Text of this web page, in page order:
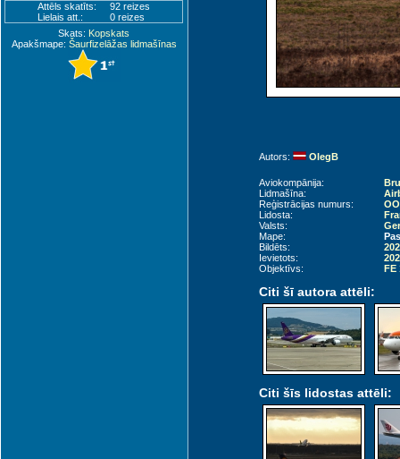
Attēls skatīts:
92 reizes
Lielais att.:
0 reizes
Skats: Kopskats
Apakšmape: Šaurfizelāžas lidmašīnas
Autors: OlegB
Aviokompānija:
Lidmašīna:
Reģistrācijas numurs:
Lidosta:
Valsts:
Mape:
Bildēts:
Ievietots:
Objektīvs:
FE
Citi šī autora attēli:
Citi šīs lidostas attēli: